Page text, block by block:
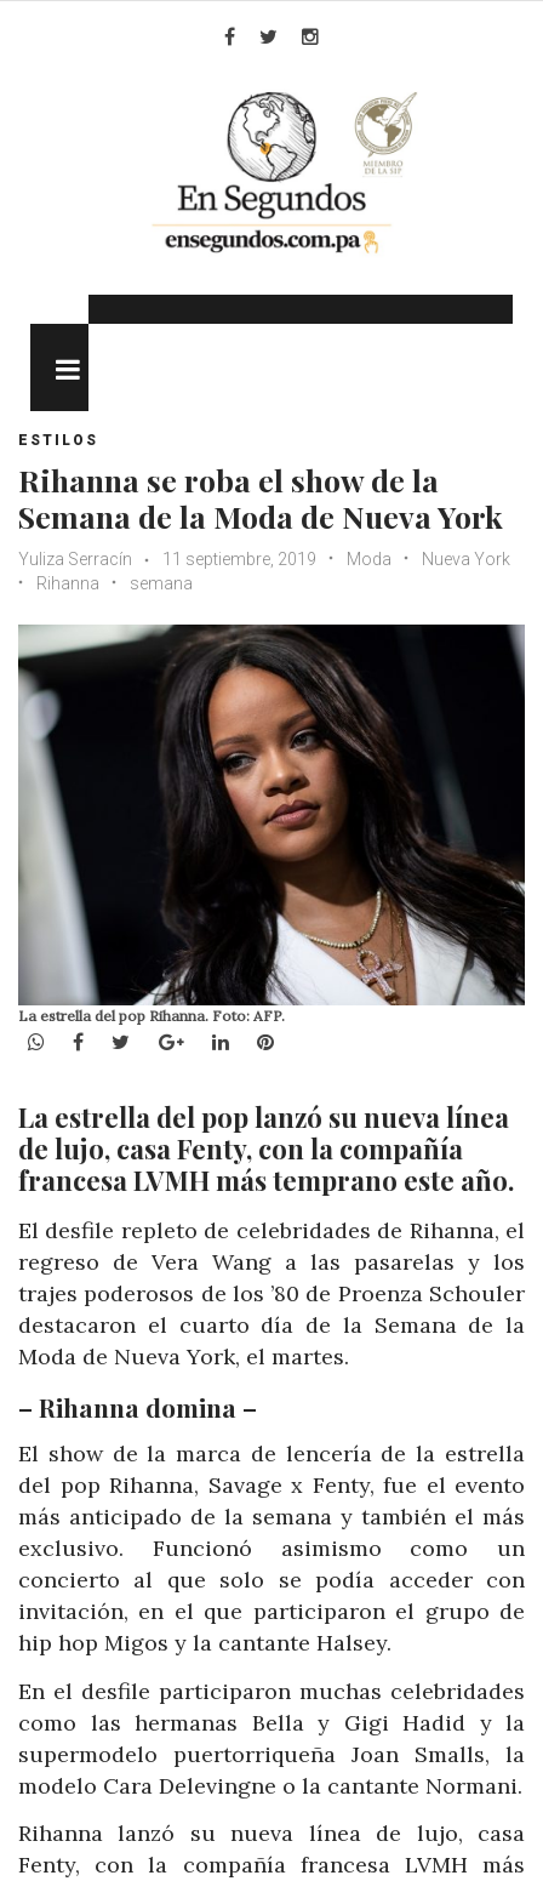
ESTILOS
Rihanna se roba el show de la
Semana de la Moda de Nueva York
Yuliza Serracín 11 septiembre, 2019 Moda
Nueva York
Rihanna
semana
La estrella del pop Rihanna. Foto: AFP.
WhatsApp
Facebook
TwitterGoogle+LinkedInPinterest
La estrella del pop lanzó su nueva línea
de lujo, casa Fenty, con la compañía
francesa LVMH más temprano este año.
El desfile repleto de celebridades de Rihanna, el
regreso de Vera Wang a las pasarelas y los
trajes poderosos de los ’80 de Proenza Schouler
destacaron el cuarto día de la Semana de la
Moda de Nueva York, el martes.
– Rihanna domina –
El show de la marca de lencería de la estrella
del pop Rihanna, Savage x Fenty, fue el evento
más anticipado de la semana y también el más
exclusivo. Funcionó asimismo como un
concierto al que solo se podía acceder con
invitación, en el que participaron el grupo de
hip hop Migos y la cantante Halsey.
En el desfile participaron muchas celebridades
como las hermanas Bella y Gigi Hadid y la
supermodelo puertorriqueña Joan Smalls, la
modelo Cara Delevingne o la cantante Normani.
Rihanna lanzó su nueva línea de lujo, casa
Fenty, con la compañía francesa LVMH más